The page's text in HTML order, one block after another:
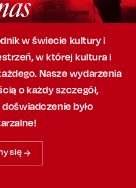
w świecie kultury i
w której kultura i
Nasze wydarzenia
o każdy szczegół,
było
się